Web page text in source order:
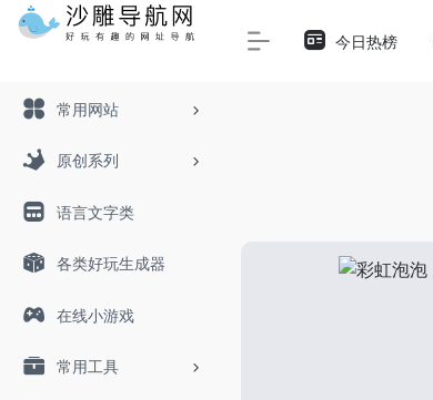
Warning: Array to string conversion in /www/
常用网站
原创系列
语言文字类
各类好玩生成器
在线小游戏
常用工具
今日热榜